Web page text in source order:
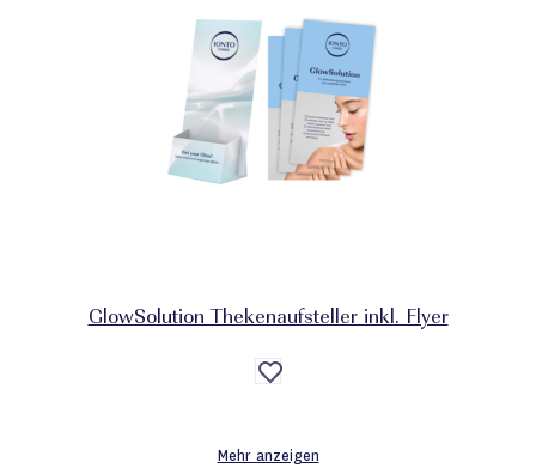
GlowSolution Thekenaufsteller inkl. Flyer
Auf
die
Mehr anzeigen